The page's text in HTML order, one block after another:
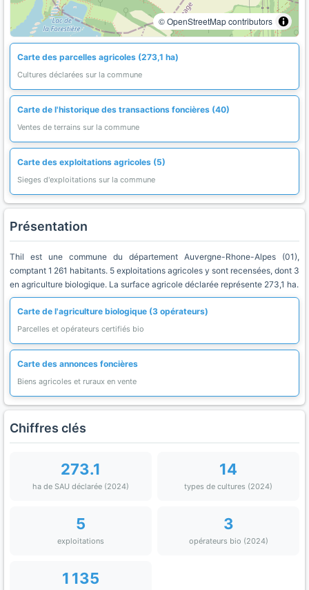
© OpenStreetMap contributors
Carte des parcelles agricoles (273,1 ha)
Cultures déclarées sur la commune
Carte de l'historique des transactions foncières (40)
Ventes de terrains sur la commune
Carte des exploitations agricoles (5)
Sieges d'exploitations sur la commune
Présentation
Thil est une commune du département Auvergne-Rhone-Alpes (01),
comptant 1 261 habitants. 5 exploitations agricoles y sont recensées, dont 3
en agriculture biologique. La surface agricole déclarée représente 273,1 ha.
Carte de l'agriculture biologique (3 opérateurs)
Parcelles et opérateurs certifiés bio
Carte des annonces foncières
Biens agricoles et ruraux en vente
Chiffres clés
273.1
ha de SAU déclarée (2024)
14
types de cultures (2024)
5
exploitations
3
opérateurs bio (2024)
1 135